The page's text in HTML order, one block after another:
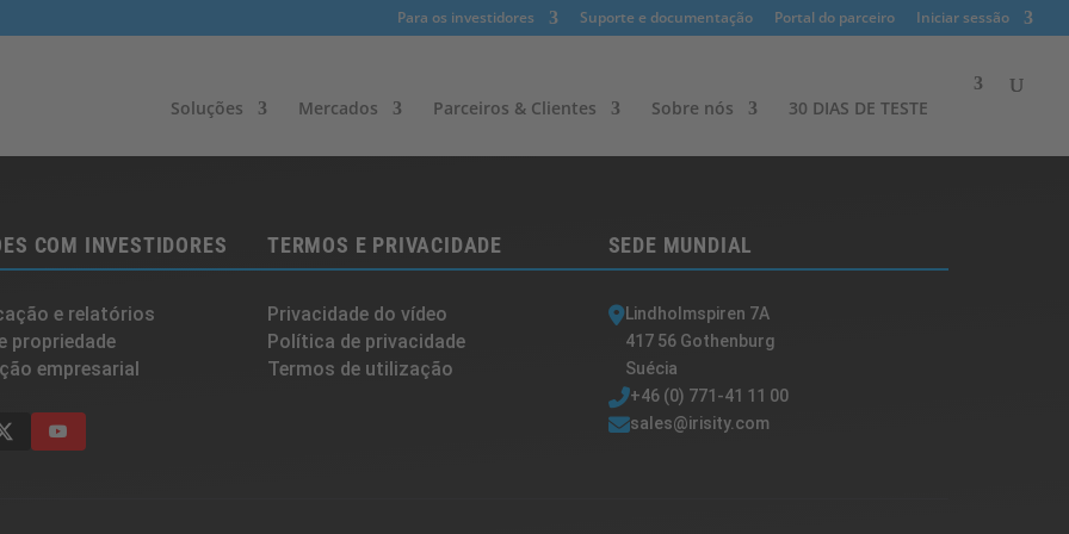
Para os investidores Suporte e documentação Portal do parceiro Iniciar sessão
Soluções Mercados Parceiros & Clientes​ Sobre nós 30 DIAS DE TESTE
COM INVESTIDORES
e relatórios
propriedade
empresarial
TERMOS E PRIVACIDADE
Privacidade do vídeo
Política de privacidade
Termos de utilização
SEDE MUNDIAL
Lindholmspiren 7A
417 56 Gothenburg
Suécia
+46 (0) 771-41 11 00
sales@irisity.com